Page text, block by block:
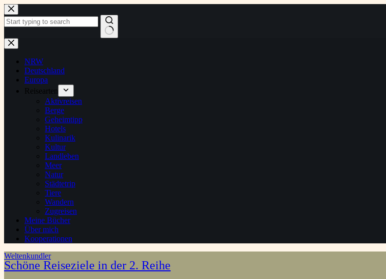
Zum
Inhalt
springen
Keine
Ergebnisse
NRW
Deutschland
Europa
Reisearten
Aktivreisen
Berge
Geheimtipp
Hotels
Kulinarik
Kultur
Landleben
Meer
Natur
Städtetrip
Tiere
Wandern
Zugreisen
Meine Bücher
Über mich
Kooperationen
Weltenkundler
Schöne Reiseziele in der 2. Reihe